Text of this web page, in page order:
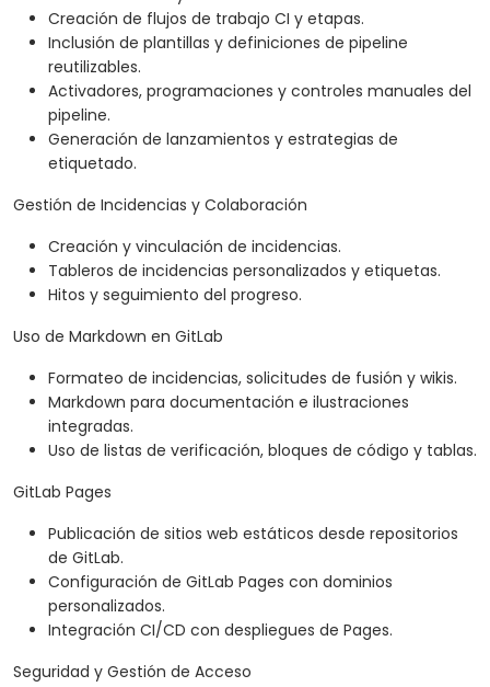
Creación de flujos de trabajo CI y etapas.
Inclusión de plantillas y definiciones de pipeline
reutilizables.
Activadores, programaciones y controles manuales del
pipeline.
Generación de lanzamientos y estrategias de
etiquetado.
Gestión de Incidencias y Colaboración
Creación y vinculación de incidencias.
Tableros de incidencias personalizados y etiquetas.
Hitos y seguimiento del progreso.
Uso de Markdown en GitLab
Formateo de incidencias, solicitudes de fusión y wikis.
Markdown para documentación e ilustraciones
integradas.
Uso de listas de verificación, bloques de código y tablas.
GitLab Pages
Publicación de sitios web estáticos desde repositorios
de GitLab.
Configuración de GitLab Pages con dominios
personalizados.
Integración CI/CD con despliegues de Pages.
Seguridad y Gestión de Acceso